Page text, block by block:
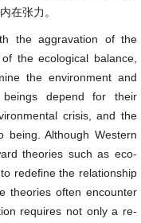
在张力。
the aggravation of the
the ecological balance,
the environment and
depend for their
crisis, and the
being. Although Western
theories such as eco-
redefine the relationship
theories often encounter
requires not only a re-